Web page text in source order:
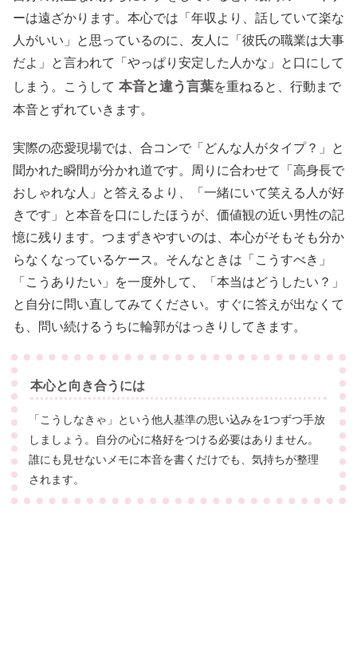
ーは遠ざかります。本心では「年収より、話していて楽な
人がいい」と思っているのに、友人に「彼氏の職業は大事
だよ」と言われて「やっぱり安定した人かな」と口にして
しまう。こうして 本音と違う言葉を重ねると、行動まで
本音とずれていきます。
実際の恋愛現場では、合コンで「どんな人がタイプ？」と
聞かれた瞬間が分かれ道です。周りに合わせて「高身長で
おしゃれな人」と答えるより、「一緒にいて笑える人が好
きです」と本音を口にしたほうが、価値観の近い男性の記
憶に残ります。つまずきやすいのは、本心がそもそも分か
らなくなっているケース。そんなときは「こうすべき」
「こうありたい」を一度外して、「本当はどうしたい？」
と自分に問い直してみてください。すぐに答えが出なくて
も、問い続けるうちに輪郭がはっきりしてきます。
本心と向き合うには
「こうしなきゃ」という他人基準の思い込みを1つずつ手放
しましょう。自分の心に格好をつける必要はありません。
誰にも見せないメモに本音を書くだけでも、気持ちが整理
されます。